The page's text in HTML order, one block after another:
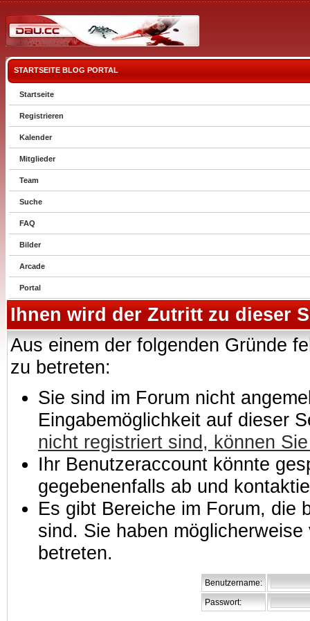
STARTSEITE BLOG PORTAL
Startseite
Registrieren
Kalender
Mitglieder
Team
Suche
FAQ
Bilder
Arcade
Portal
Ihnen wird der Zutritt zu dieser
Aus einem der folgenden Gründe
zu betreten:
Sie sind im Forum nicht
Eingabemöglichkeit auf dieser
nicht registriert sind, können
Ihr Benutzeraccount könnte
gegebenenfalls ab und
Es gibt Bereiche im Forum, die
sind. Sie haben
betreten.
Benutzername:
Passwort: